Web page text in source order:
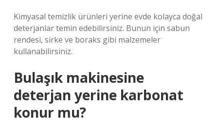
Kimyasal temizlik ürünleri yerine evde kolayca doğal
deterjanlar temin edebilirsiniz. Bunun için sabun
rendesi, sirke ve boraks gibi malzemeler
kullanabilirsiniz.
Bulaşık makinesine
deterjan yerine karbonat
konur mu?